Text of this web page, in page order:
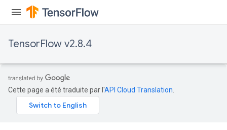
TensorFlow v2.8.4
Cette page a été traduite par l'API Cloud Translation